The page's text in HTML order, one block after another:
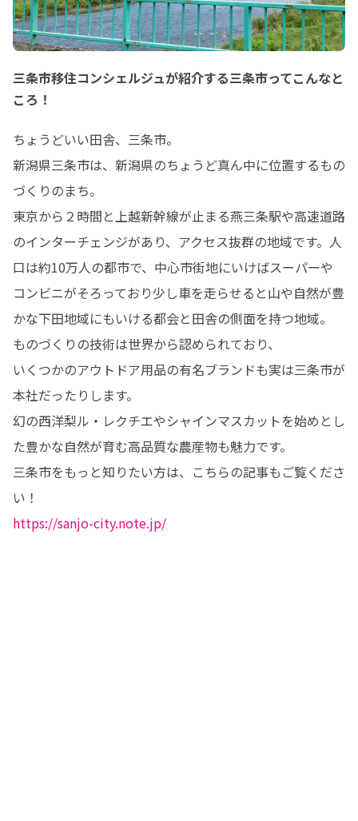
三条市移住コンシェルジュが紹介する三条市ってこんなと
ころ！
ちょうどいい田舎、三条市。
新潟県三条市は、新潟県のちょうど真ん中に位置するもの
づくりのまち。
東京から２時間と上越新幹線が止まる燕三条駅や高速道路
のインターチェンジがあり、アクセス抜群の地域です。人
口は約10万人の都市で、中心市街地にいけばスーパーや
コンビニがそろっており少し車を走らせると山や自然が豊
かな下田地域にもいける都会と田舎の側面を持つ地域。
ものづくりの技術は世界から認められており、
いくつかのアウトドア用品の有名ブランドも実は三条市が
本社だったりします。
幻の西洋梨ル・レクチエやシャインマスカットを始めとし
た豊かな自然が育む高品質な農産物も魅力です。
三条市をもっと知りたい方は、こちらの記事もご覧くださ
https://sanjo-city.note.jp/